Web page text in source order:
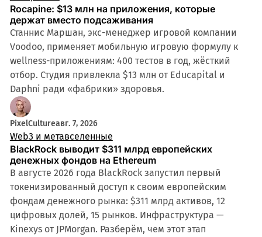
Rocapine: $13 млн на приложения, которые
держат вместо подсаживания
Станнис Маршан, экс-менеджер игровой компании
Voodoo, применяет мобильную игровую формулу к
wellness-приложениям: 400 тестов в год, жёсткий
отбор. Студия привлекла $13 млн от Educapital и
Daphni ради «фабрики» здоровья.
PixelCultureавг. 7, 2026
Web3 и метавселенные
BlackRock выводит $311 млрд европейских
денежных фондов на Ethereum
В августе 2026 года BlackRock запустил первый
токенизированный доступ к своим европейским
фондам денежного рынка: $311 млрд активов, 12
цифровых долей, 15 рынков. Инфраструктура —
Kinexys от JPMorgan. Разберём, чем этот этап